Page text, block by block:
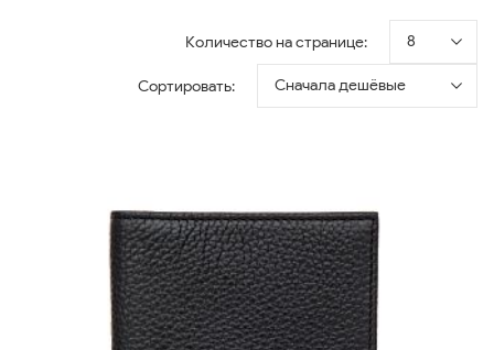
Количество на странице: 8
Сортировать: Сначала дешёвые